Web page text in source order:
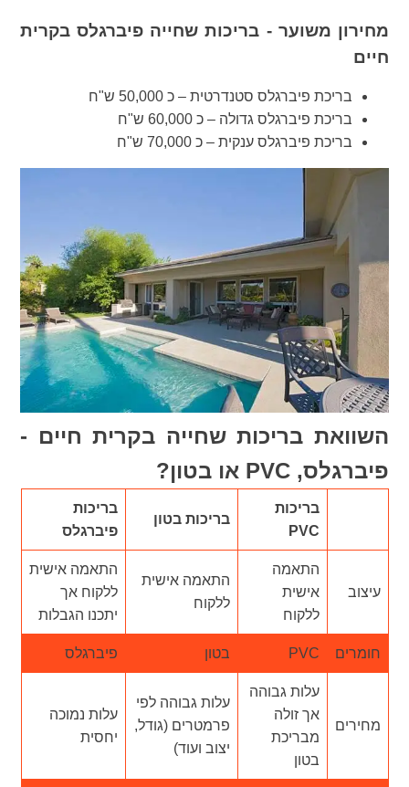
מחירון משוער - בריכות שחייה פיברגלס בקרית
חיים
בריכת פיברגלס סטנדרטית – כ 50,000 ש"ח
בריכת פיברגלס גדולה – כ 60,000 ש"ח
בריכת פיברגלס ענקית – כ 70,000 ש"ח
השוואת בריכות שחייה בקרית חיים -
פיברגלס, PVC או בטון?
בריכות
PVC
בריכות בטון
בריכות
פיברגלס
עיצוב
התאמה
אישית
ללקוח
התאמה אישית
ללקוח
התאמה אישית
ללקוח אך
יתכנו הגבלות
חומרים PVC בטון פיברגלס
מחירים
עלות גבוהה
אך זולה
מבריכת
בטון
עלות גבוהה לפי
פרמטרים (גודל,
יצוב ועוד)
עלות נמוכה
יחסית